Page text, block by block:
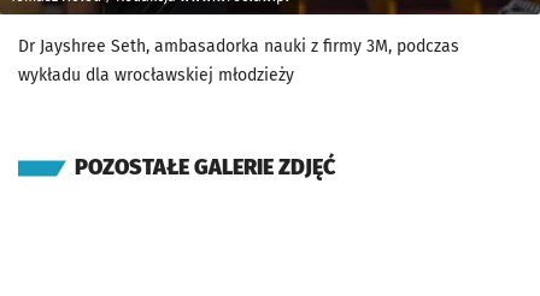
Dr Jayshree Seth, ambasadorka nauki z firmy 3M, podczas
wykładu dla wrocławskiej młodzieży
POZOSTAŁE GALERIE ZDJĘĆ